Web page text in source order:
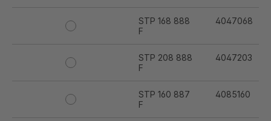
STP 168 888
F
4047068
STP 208 888
F
4047203
STP 160 887
F
4085160